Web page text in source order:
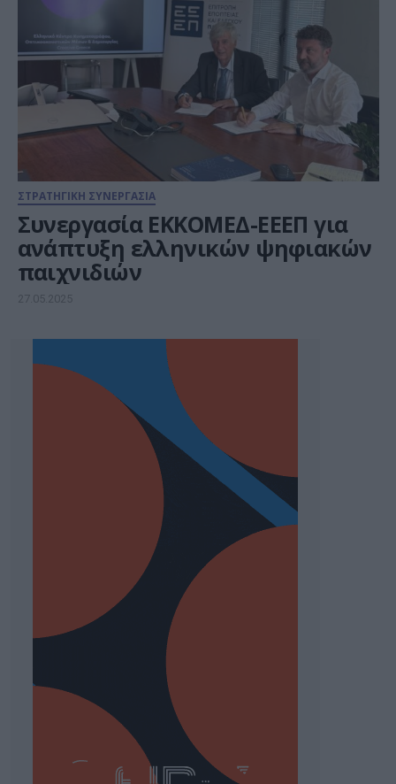
ΣΤΡΑΤΗΓΙΚΗ ΣΥΝΕΡΓΑΣΙΑ
Συνεργασία ΕΚΚΟΜΕΔ-ΕΕΕΠ για
ανάπτυξη ελληνικών ψηφιακών
παιχνιδιών
27.05.2025